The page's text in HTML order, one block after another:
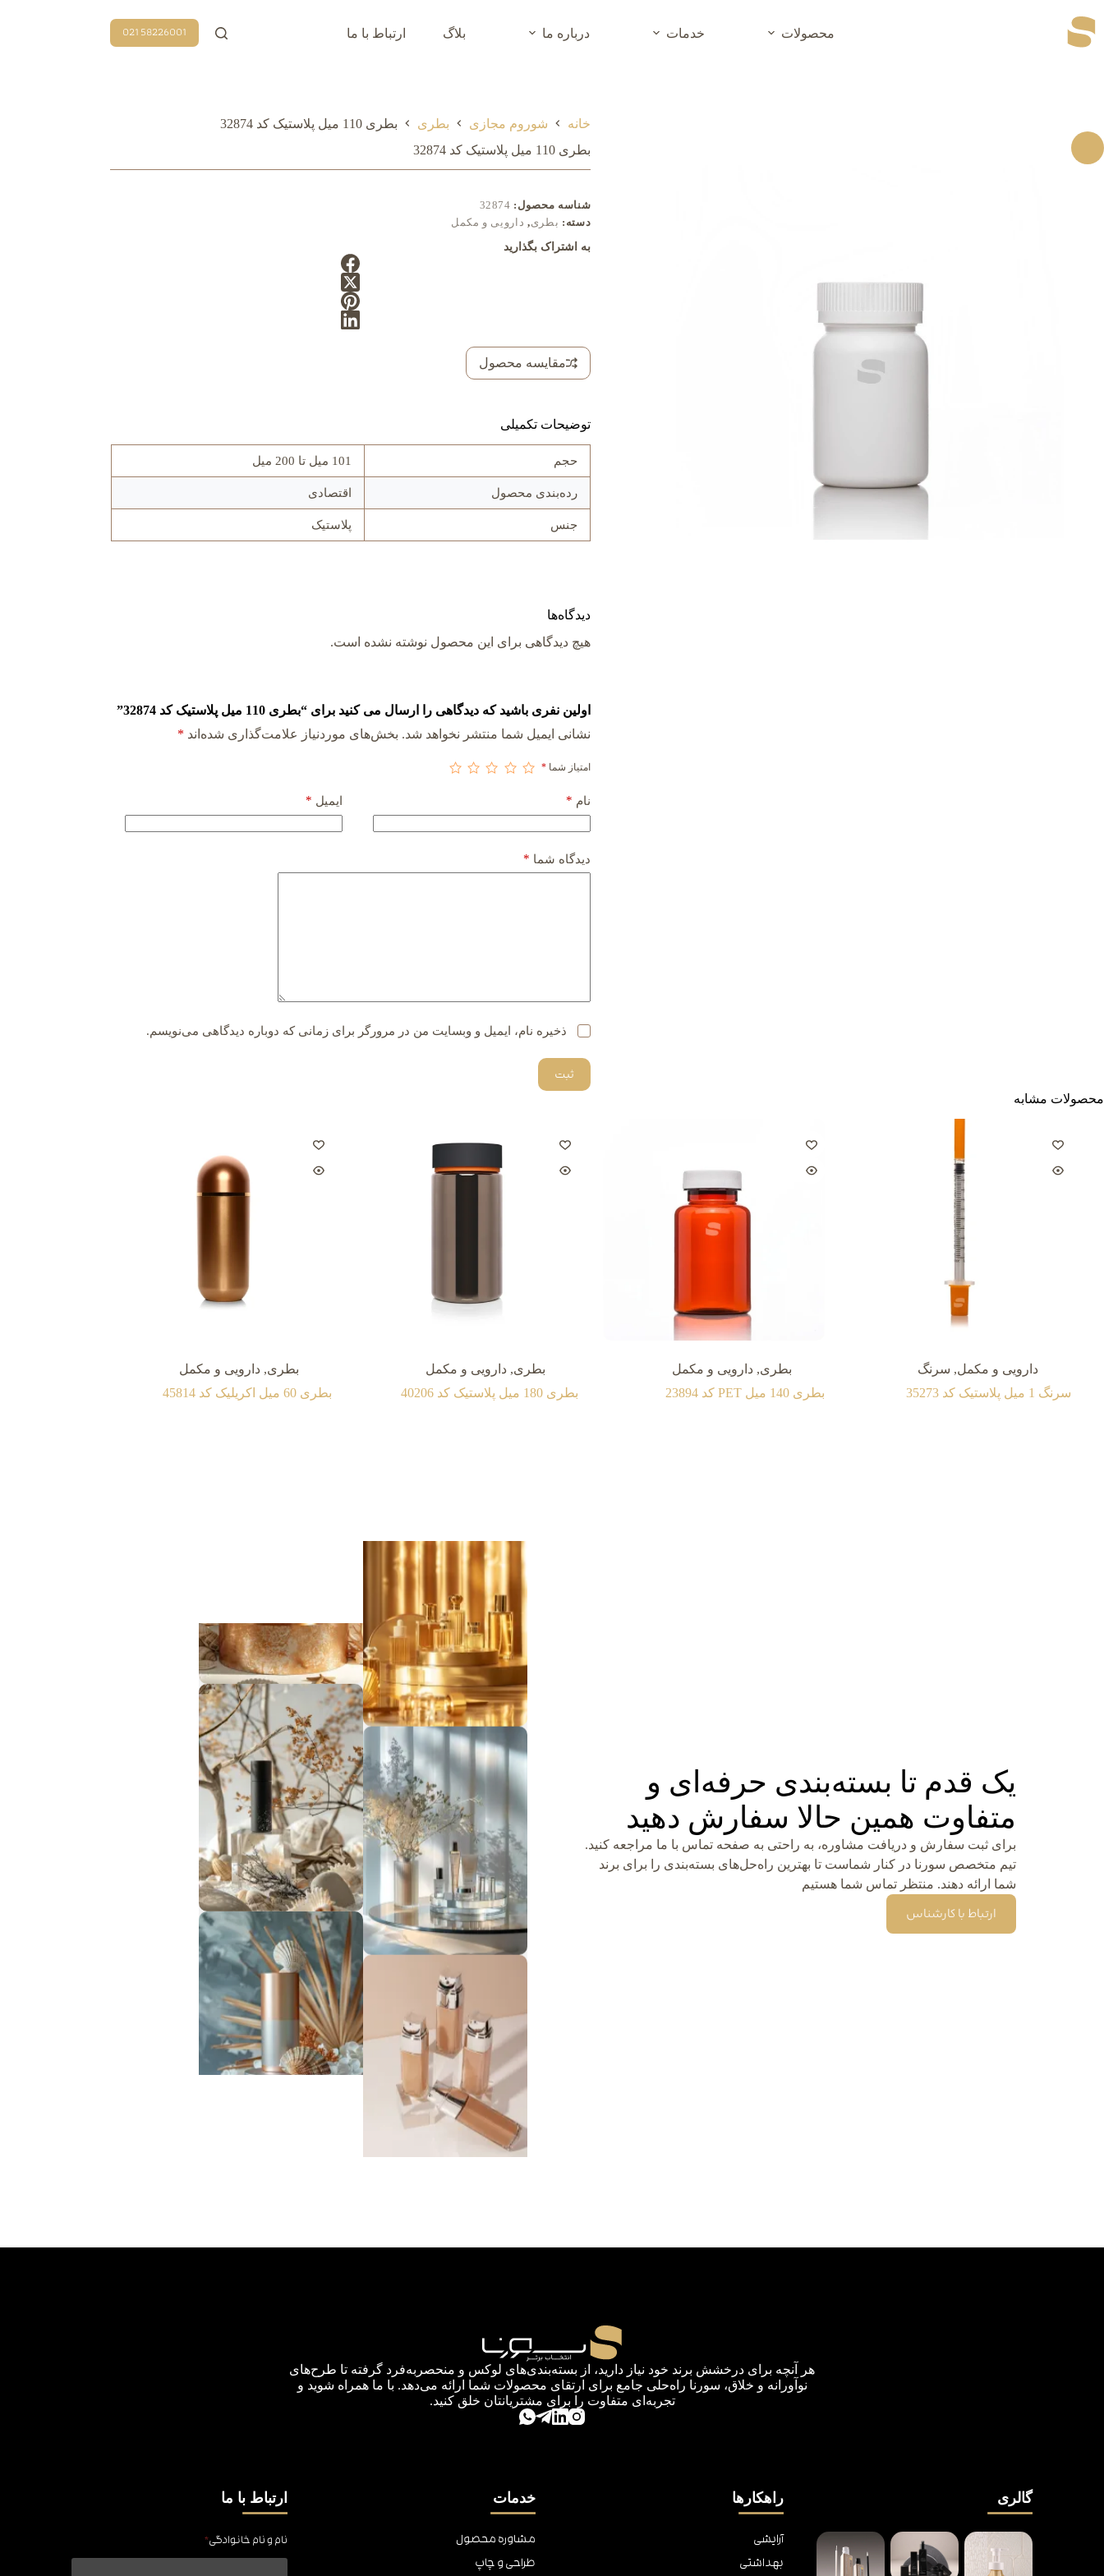
به
محتوا
محصولات خدمات درباره ما بلاگ ارتباط با ما 58226001 021
خانه شوروم مجازی بطری
بطری 110 میل پلاستیک کد 32874
بطری 110 میل پلاستیک کد 32874
شناسه محصول: 32874
دسته: بطری, دارویی و مکمل
به اشتراک بگذارید
مقایسه محصول
توضیحات تکمیلی
حجم 101 میل تا 200 میل
رده‌بندی محصول اقتصادی
جنس پلاستیک
دیدگاه‌ها
هیچ دیدگاهی برای این محصول نوشته نشده است.
اولین نفری باشید که دیدگاهی را ارسال می کنید برای “بطری 110 میل پلاستیک کد 32874”
نشانی ایمیل شما منتشر نخواهد شد. بخش‌های موردنیاز علامت‌گذاری شده‌اند *
امتیاز شما *
نام * ایمیل *
دیدگاه شما *
ذخیره نام، ایمیل و وبسایت من در مرورگر برای زمانی که دوباره دیدگاهی می‌نویسم.
ثبت
محصولات مشابه
دارویی و مکمل, سرنگ
سرنگ 1 میل پلاستیک کد 35273
بطری, دارویی و مکمل
بطری 140 میل PET کد 23894
بطری, دارویی و مکمل
بطری 180 میل پلاستیک کد 40206
بطری, دارویی و مکمل
بطری 60 میل اکريليک کد 45814
یک قدم تا بسته‌بندی حرفه‌ای و
متفاوت همین حالا سفارش دهید
برای ثبت سفارش و دریافت مشاوره، به راحتی به صفحه تماس با ما مراجعه کنید.
تیم متخصص سورنا در کنار شماست تا بهترین راه‌حل‌های بسته‌بندی را برای برند
شما ارائه دهند. منتظر تماس شما هستیم
ارتباط با کارشناس
هر آنچه برای درخشش برند خود نیاز دارید، از بسته‌بندی‌های لوکس و منحصربه‌فرد گرفته تا طرح‌های
نوآورانه و خلاق، سورنا راه‌حلی جامع برای ارتقای محصولات شما ارائه می‌دهد. با ما همراه شوید و
تجربه‌ای متفاوت را برای مشتریانتان خلق کنید.
گالری راهکارها
آرایشی
بهداشتی
خدمات
مشاوره محصول
طراحی و چاپ
ارتباط با ما
نام و نام خانوادگی*